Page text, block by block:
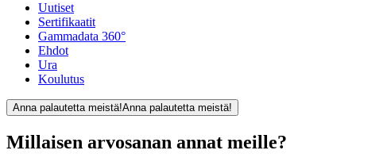
Uutiset
Sertifikaatit
Gammadata 360°
Ehdot
Ura
Koulutus
Anna palautetta meistä!Anna palautetta meistä!
Millaisen arvosanan annat meille?